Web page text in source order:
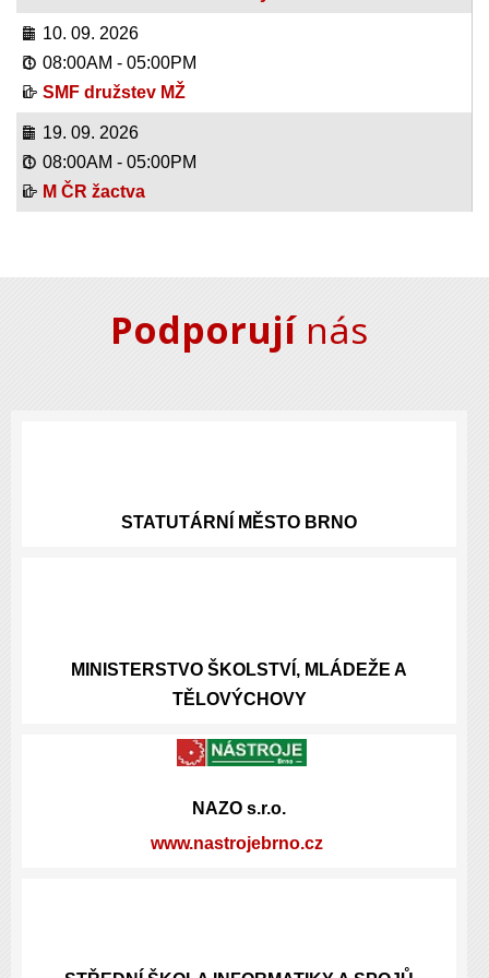
10. 09. 2026
08:00AM - 05:00PM
SMF družstev MŽ
19. 09. 2026
08:00AM - 05:00PM
M ČR žactva
Podporujínás
STATUTÁRNÍ MĚSTO BRNO
MINISTERSTVO ŠKOLSTVÍ, MLÁDEŽE A
TĚLOVÝCHOVY
NAZO s.r.o.
www.nastrojebrno.cz